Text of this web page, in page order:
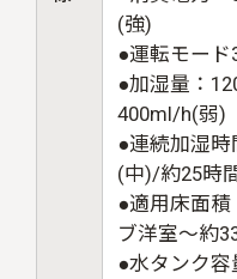
(強)
●運転モー
●加湿量：
400ml/h(弱)
●連続加湿
(中)/約25時
●適用床面
ブ洋室〜約
●水タンク容